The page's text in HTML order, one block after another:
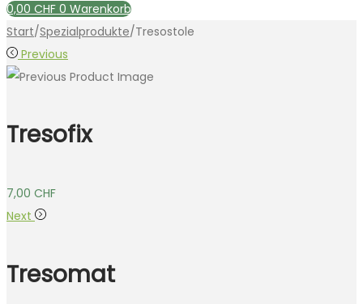
0,00 CHF 0 Warenkorb
Start/Spezialprodukte/Tresostole
Previous
Tresofix
7,00 CHF
Next
Tresomat